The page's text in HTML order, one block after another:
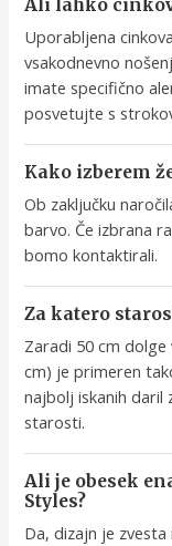
Ali lahko
Uporabljena
vsakodnevno
imate specifično
posvetujte s
Kako izberem
Ob zaključku
barvo. Če izbrana
bomo kontaktirali.
Za katero
Zaradi 50 cm
cm) je primeren
najbolj iskanih daril
starosti.
Ali je obesek
Styles?
Da, dizajn je